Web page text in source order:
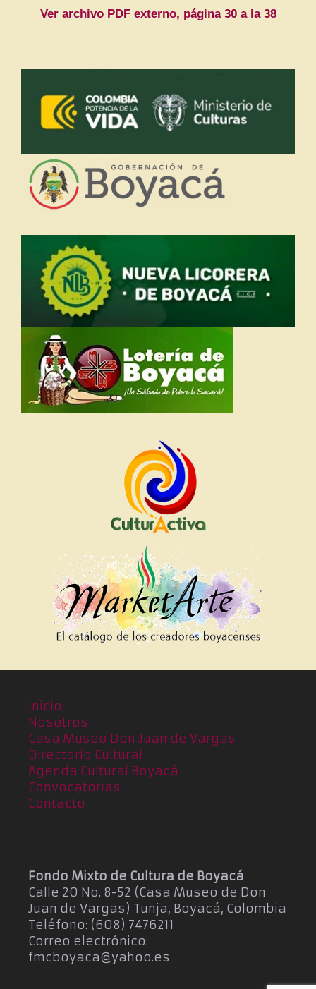
Ver archivo PDF externo, página 30 a la 38
Inicio
Nosotros
Casa Museo Don Juan de Vargas
Directorio Cultural
Agenda Cultural Boyacá
Convocatorias
Contacto
Fondo Mixto de Cultura de Boyacá
Calle 20 No. 8-52 (Casa Museo de Don
Juan de Vargas) Tunja, Boyacá, Colombia
Teléfono: (608) 7476211
Correo electrónico:
fmcboyaca@yahoo.es